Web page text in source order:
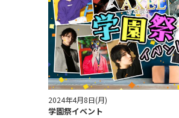
2024年4月8日(月)
学園祭イベント